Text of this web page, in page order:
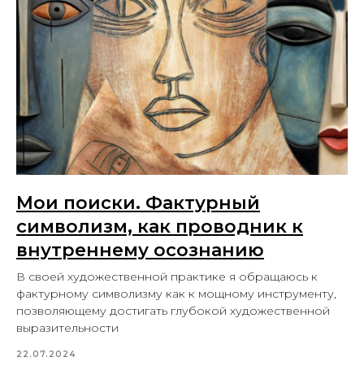
Мои поиски. Фактурный
символизм, как проводник к
внутреннему осознанию
В своей художественной практике я обращаюсь к
фактурному символизму как к мощному инструменту,
позволяющему достигать глубокой художественной
выразительности
22.07.2024